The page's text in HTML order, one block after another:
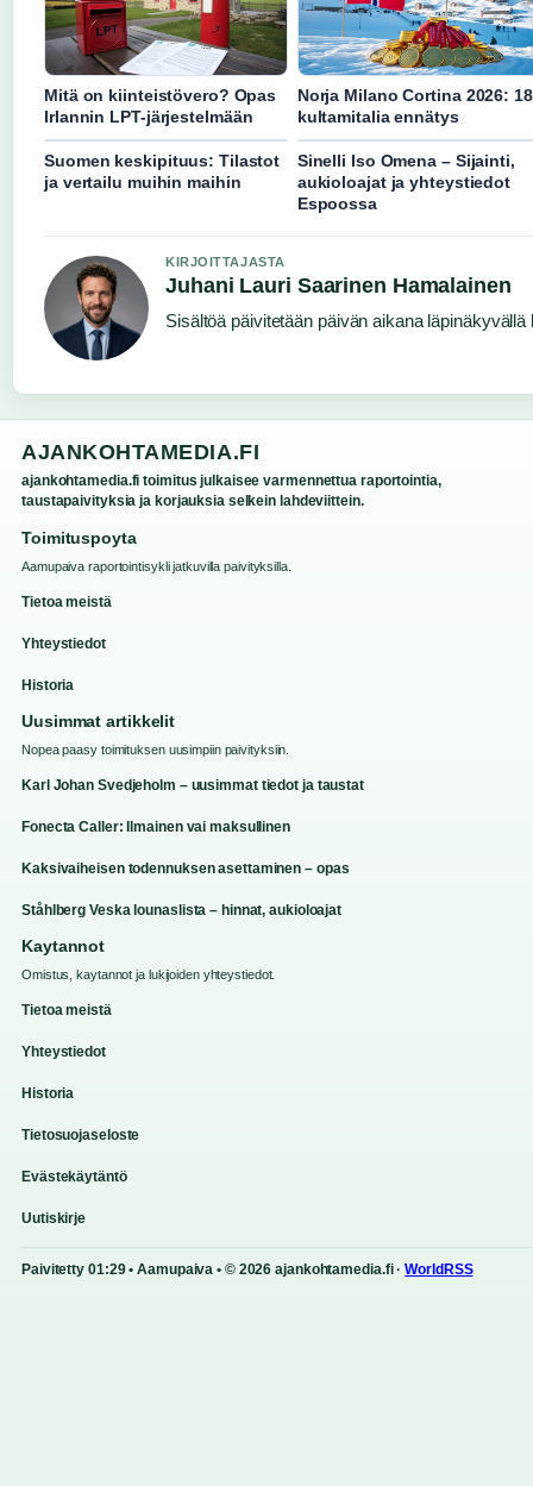
Mitä on kiinteistövero? Opas
Irlannin LPT-järjestelmään
Norja Milano Cortina 2026: 18
kultamitalia ennätys
Suomen keskipituus: Tilastot
ja vertailu muihin maihin
Sinelli Iso Omena – Sijainti,
aukioloajat ja yhteystiedot
Espoossa
KIRJOITTAJASTA
Juhani Lauri Saarinen Hamalainen
Sisältöä päivitetään päivän aikana läpinäkyvällä
AJANKOHTAMEDIA.FI
ajankohtamedia.fi toimitus julkaisee varmennettua raportointia,
taustapaivityksia ja korjauksia selkein lahdeviittein.
Toimituspoyta
Aamupaiva raportointisykli jatkuvilla paivityksilla.
Tietoa meistä
Yhteystiedot
Historia
Uusimmat artikkelit
Nopea paasy toimituksen uusimpiin paivityksiin.
Karl Johan Svedjeholm – uusimmat tiedot ja taustat
Fonecta Caller: Ilmainen vai maksullinen
Kaksivaiheisen todennuksen asettaminen – opas
Ståhlberg Veska lounaslista – hinnat, aukioloajat
Kaytannot
Omistus, kaytannot ja lukijoiden yhteystiedot.
Tietoa meistä
Yhteystiedot
Historia
Tietosuojaseloste
Evästekäytäntö
Uutiskirje
Paivitetty 01:29 • Aamupaiva • © 2026 ajankohtamedia.fi ·WorldRSS